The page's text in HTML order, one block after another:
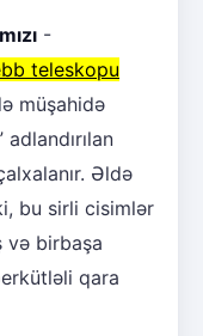
-
teleskopu
müşahidə
Əldə
bu sirli cisimlər
və birbaşa
qara